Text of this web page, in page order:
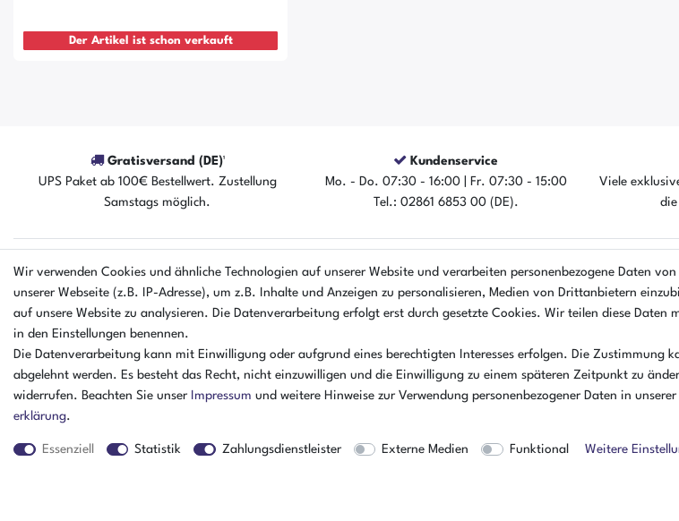
Der Artikel ist schon verkauft
Gratisversand (DE)¹
UPS Paket ab 100€ Bestellwert. Zustellung
Samstags möglich.
Kundenservice
Mo. - Do. 07:30 - 16:00 | Fr. 07:30 - 15:00
Tel.: 02861 6853 00 (DE).
Viele
EINKAUFEN
Zahlungsarten
Versandarten & kosten
Warenkorb
Zur Kasse
Hilfe
UNTERNEHMEN
Ankaufformular
Kontakt
Batterieverordnung
AGB
Impressum
ÜBER
AMIKON
Wir verwenden Cookies und ähnliche Technologien auf unserer Website und verarbeiten personenbezogene Daten von
unserer Webseite (z.B. IP-Adresse), um z.B. Inhalte und Anzeigen zu personalisieren, Medien von Drittanbietern
auf unsere Website zu analysieren. Die Datenverarbeitung erfolgt erst durch gesetzte Cookies. Wir teilen diese Daten
in den Einstellungen benennen.
Die Datenverarbeitung kann mit Einwilligung oder aufgrund eines berechtigten Interesses erfolgen. Die Zustimmung
abgelehnt werden. Es besteht das Recht, nicht einzuwilligen und die Einwilligung zu einem späteren Zeitpunkt zu
widerrufen. Beachten Sie unser Impressum und weitere Hinweise zur Verwendung personenbezogener Daten in unserer
erklärung.
Essenziell Statistik Zahlungsdienstleister Externe Medien Funktional Weitere